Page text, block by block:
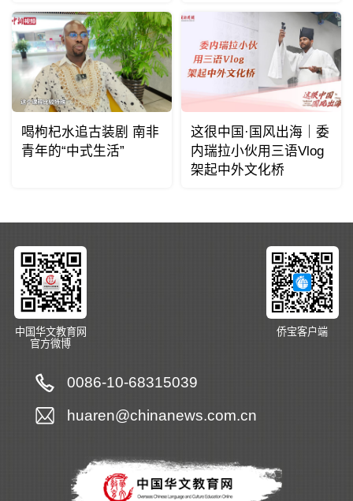
喝枸杞水追古装剧 南非
青年的“中式生活”
这很中国·国风出海｜委
内瑞拉小伙用三语Vlog
架起中外文化桥
中国华文教育网
官方微博
侨宝客户端
0086-10-68315039
huaren@chinanews.com.cn